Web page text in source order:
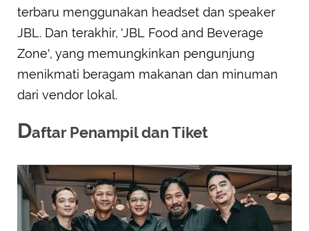
terbaru menggunakan headset dan speaker
JBL. Dan terakhir, 'JBL Food and Beverage
Zone', yang memungkinkan pengunjung
menikmati beragam makanan dan minuman
dari vendor lokal.
Daftar Penampil dan Tiket